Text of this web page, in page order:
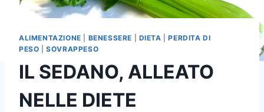
ALIMENTAZIONE BENESSERE DIETA |PERDITA DI
PESO |SOVRAPPESO
IL SEDANO, ALLEATO
NELLE DIETE